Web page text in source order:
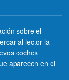
sobre el
al lector la
coches
aparecen en el